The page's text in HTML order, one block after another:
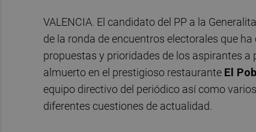
VALENCIA. El candidato del PP a la
de la ronda de encuentros electorales que
propuestas y prioridades de los aspirantes
almuerto en el prestigioso restaurante El
equipo directivo del periódico así como
diferentes cuestiones de actualidad.